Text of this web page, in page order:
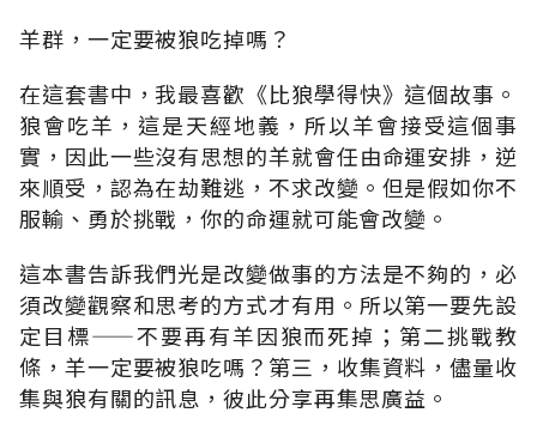
羊群，一定要被狼吃掉嗎？
在這套書中，我最喜歡《比狼學得快》這個故事。
狼會吃羊，這是天經地義，所以羊會接受這個事
實，因此一些沒有思想的羊就會任由命運安排，逆
來順受，認為在劫難逃，不求改變。但是假如你不
服輸、勇於挑戰，你的命運就可能會改變。
這本書告訴我們光是改變做事的方法是不夠的，必
須改變觀察和思考的方式才有用。所以第一要先設
定目標——不要再有羊因狼而死掉；第二挑戰教
條，羊一定要被狼吃嗎？第三，收集資料，儘量收
集與狼有關的訊息，彼此分享再集思廣益。